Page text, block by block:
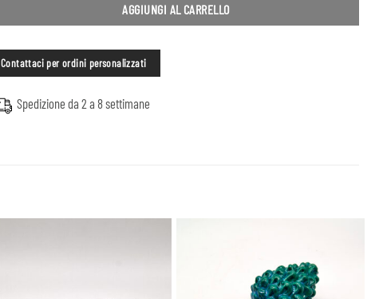
AGGIUNGI AL CARRELLO
Contattaci per ordini personalizzati
Spedizione da 2 a 8 settimane